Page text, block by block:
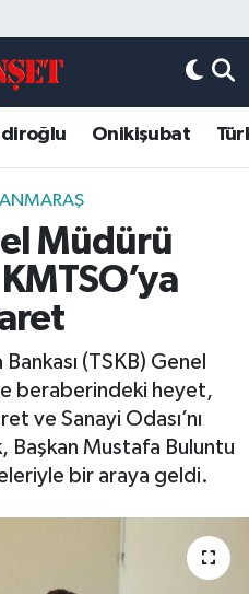
Onikişubat
Müdürü
Bankası (TSKB) Genel
beraberindeki heyet,
ve Sanayi Odası’nı
Başkan Mustafa Buluntu
bir araya geldi.
Eczaneler
Durumu
Yoğunluk Haritası
ve Fikstür